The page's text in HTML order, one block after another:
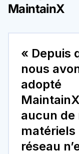
MaintainX
« Depuis
nous
adopté
aucun de
matériels
réseau